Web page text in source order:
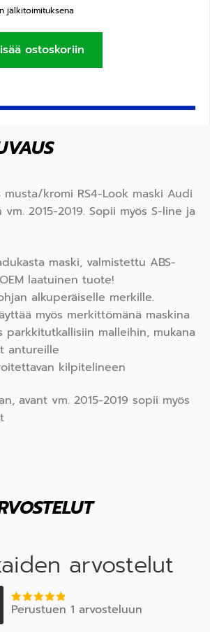
jälkitoimituksena
ostoskoriin
musta/kromi RS4-Look maski Audi
2015-2019. Sopii myös S-line ja
maski, valmistettu ABS-
OEM laatuinen tuote!
alkuperäiselle merkille.
myös merkittömänä maskina
parkkitutkallisiin malleihin, mukana
antureille
kilpitelineen
avant vm. 2015-2019 sopii myös
arvostelut
Arvostelu
Perustuen 1 arvosteluun